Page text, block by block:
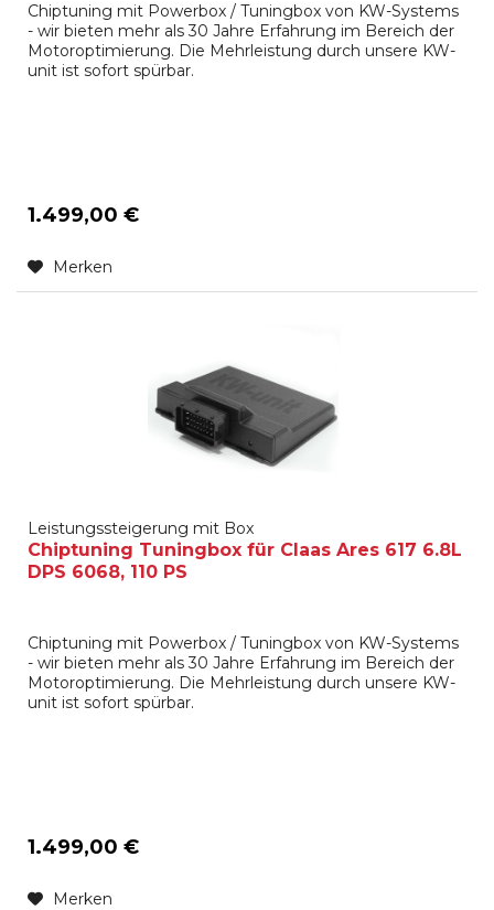
Chiptuning mit Powerbox / Tuningbox von KW-Systems
- wir bieten mehr als 30 Jahre Erfahrung im Bereich der
Motoroptimierung. Die Mehrleistung durch unsere KW-
unit ist sofort spürbar.
1.499,00 €
Merken
Leistungssteigerung mit Box
Chiptuning Tuningbox für Claas Ares 617 6.8L
DPS 6068, 110 PS
Chiptuning mit Powerbox / Tuningbox von KW-Systems
- wir bieten mehr als 30 Jahre Erfahrung im Bereich der
Motoroptimierung. Die Mehrleistung durch unsere KW-
unit ist sofort spürbar.
1.499,00 €
Merken